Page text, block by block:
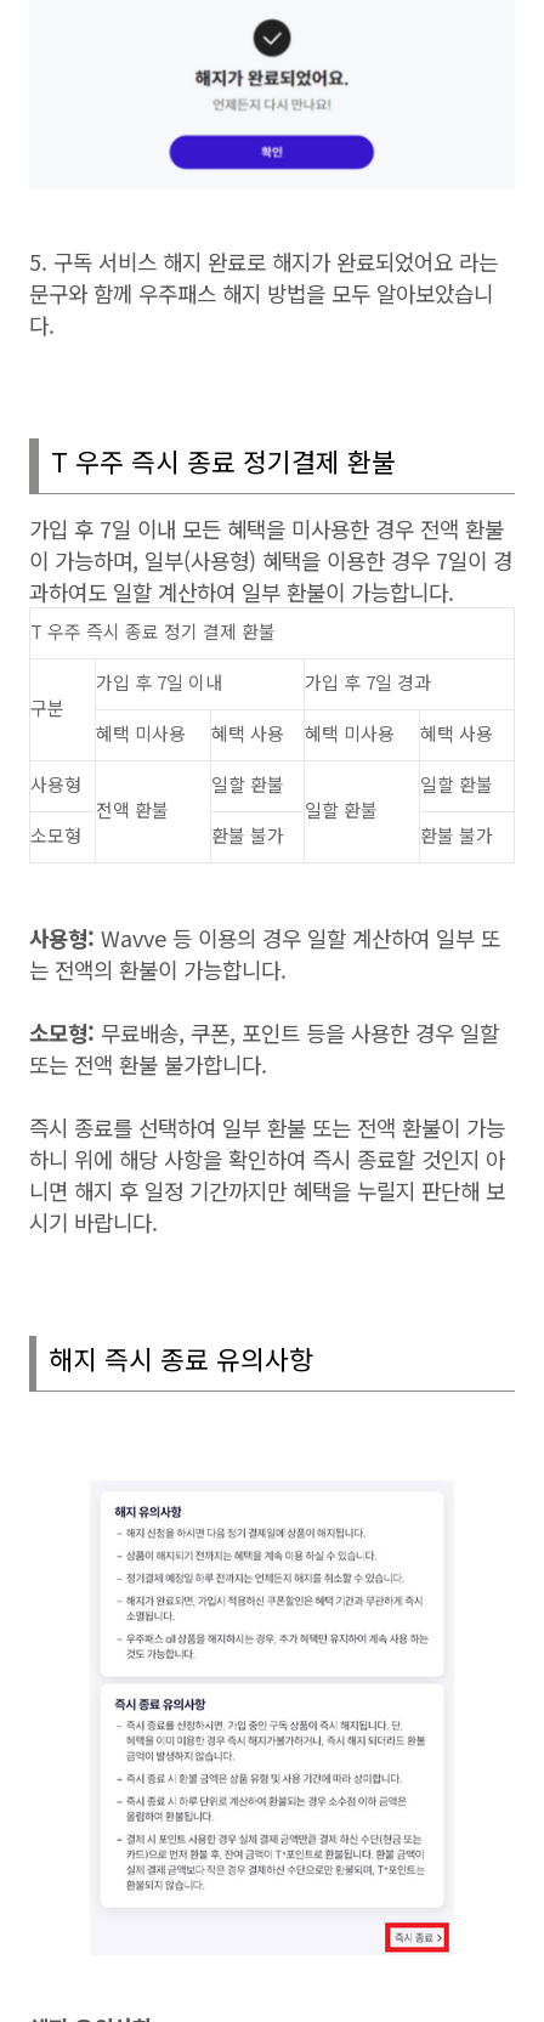
5. 구독 서비스 해지 완료로 해지가 완료되었어요 라는
문구와 함께 우주패스 해지 방법을 모두 알아보았습니
다.
T 우주 즉시 종료 정기결제 환불
가입 후 7일 이내 모든 혜택을 미사용한 경우 전액 환불
이 가능하며, 일부(사용형) 혜택을 이용한 경우 7일이 경
과하여도 일할 계산하여 일부 환불이 가능합니다.
T 우주 즉시 종료 정기 결제 환불
구분
가입 후 7일 이내 가입 후 7일 경과
혜택 미사용
혜택 사용 혜택 미사용
혜택 사용
사용형
전액 환불
일할 환불
일할 환불
일할 환불
소모형
환불 불가 환불 불가
사용형: Wavve 등 이용의 경우 일할 계산하여 일부 또
는 전액의 환불이 가능합니다.
소모형: 무료배송, 쿠폰, 포인트 등을 사용한 경우 일할
또는 전액 환불 불가합니다.
즉시 종료를 선택하여 일부 환불 또는 전액 환불이 가능
하니 위에 해당 사항을 확인하여 즉시 종료할 것인지 아
니면 해지 후 일정 기간까지만 혜택을 누릴지 판단해 보
시기 바랍니다.
해지 즉시 종료 유의사항